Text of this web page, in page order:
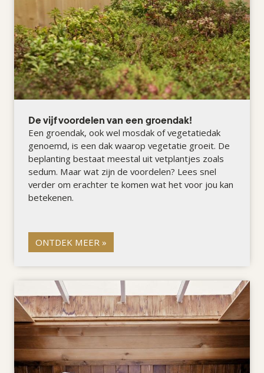
De vijf voordelen van een groendak!
Een groendak, ook wel mosdak of vegetatiedak
genoemd, is een dak waarop vegetatie groeit. De
beplanting bestaat meestal uit vetplantjes zoals
sedum. Maar wat zijn de voordelen? Lees snel
verder om erachter te komen wat het voor jou kan
betekenen.
ONTDEK MEER »